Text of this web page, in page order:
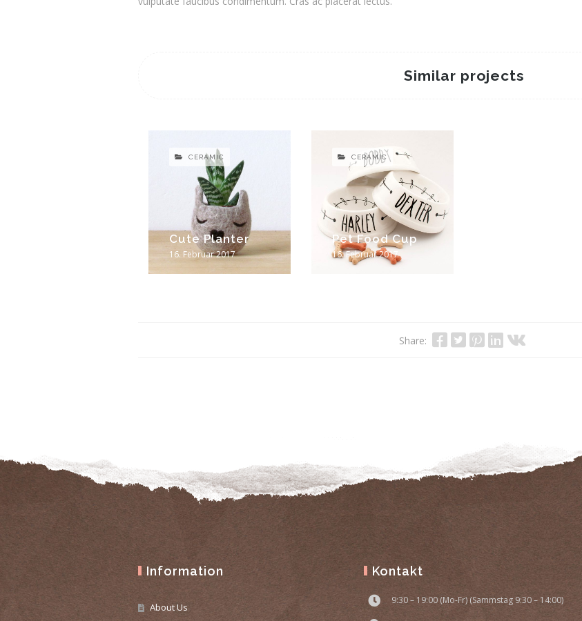
Similar projects
16. Februar 2017
Cute Planter
CERAMIC
16. Februar 2017
Pet Food Cup
CERAMIC
Share:
Information
About Us
Kontakt
9:30 – 19:00 (Mo-Fr) (Sammstag 9:30 – 14:00)